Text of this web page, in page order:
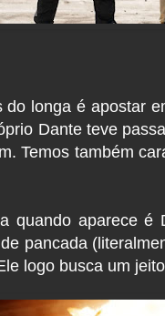
do longa é apostar
Dante teve
Temos também
quando aparece é
pancada
logo busca um